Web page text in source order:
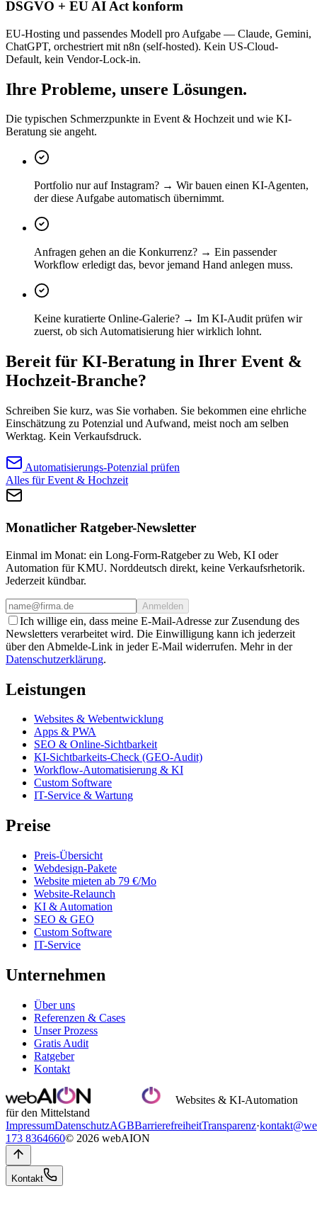
DSGVO + EU AI Act konform
EU-Hosting und passendes Modell pro Aufgabe — Claude, Gemini,
ChatGPT, orchestriert mit n8n (self-hosted). Kein US-Cloud-
Default, kein Vendor-Lock-in.
Ihre Probleme, unsere Lösungen.
Die typischen Schmerzpunkte in Event & Hochzeit und wie KI-
Beratung sie angeht.
Portfolio nur auf Instagram? → Wir bauen einen KI-Agenten,
der diese Aufgabe automatisch übernimmt.
Anfragen gehen an die Konkurrenz? → Ein passender
Workflow erledigt das, bevor jemand Hand anlegen muss.
Keine kuratierte Online-Galerie? → Im KI-Audit prüfen wir
zuerst, ob sich Automatisierung hier wirklich lohnt.
Bereit für KI-Beratung in Ihrer Event &
Hochzeit-Branche?
Schreiben Sie kurz, was Sie vorhaben. Sie bekommen eine ehrliche
Einschätzung zu Potenzial und Aufwand, meist noch am selben
Werktag. Kein Verkaufsdruck.
Automatisierungs-Potenzial prüfen
Alles für Event & Hochzeit
Monatlicher Ratgeber-Newsletter
Einmal im Monat: ein Long-Form-Ratgeber zu Web, KI oder
Automation für KMU. Norddeutsch direkt, keine Verkaufsrhetorik.
Jederzeit kündbar.
Anmelden
Ich willige ein, dass meine E-Mail-Adresse zur Zusendung des
Newsletters verarbeitet wird. Die Einwilligung kann ich jederzeit
über den Abmelde-Link in jeder E-Mail widerrufen. Mehr in der
Datenschutzerklärung.
Leistungen
Websites & Webentwicklung
Apps & PWA
SEO & Online-Sichtbarkeit
KI-Sichtbarkeits-Check (GEO-Audit)
Workflow-Automatisierung & KI
Custom Software
IT-Service & Wartung
Preise
Preis-Übersicht
Webdesign-Pakete
Website mieten ab 79 €/Mo
Website-Relaunch
KI & Automation
SEO & GEO
Custom Software
IT-Service
Unternehmen
Über uns
Referenzen & Cases
Unser Prozess
Gratis Audit
Ratgeber
Kontakt
Websites & KI-Automation
für den Mittelstand
ImpressumDatenschutzAGBBarrierefreiheitTransparenz·
173 8364660© 2026 webAION
Kontakt